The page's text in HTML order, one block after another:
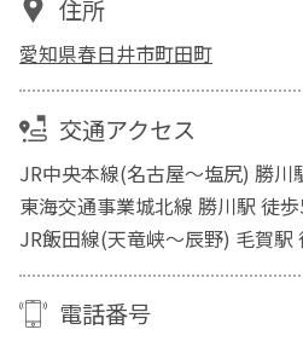
住所
愛知県春日井市町田町
交通アクセス
JR中央本線(名古屋～塩尻) 勝川
東海交通事業城北線 勝川駅 徒
JR飯田線(天竜峡～辰野) 毛賀駅
電話番号